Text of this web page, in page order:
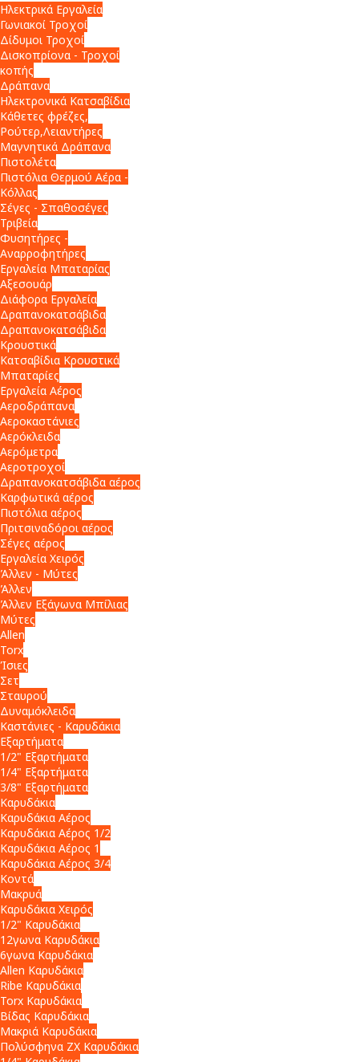
Ηλεκτρικά Εργαλεία
Γωνιακοί Τροχοί
Δίδυμοι Τροχοί
Δισκοπρίονα - Τροχοί
κοπής
Δράπανα
Ηλεκτρονικά Κατσαβίδια
Κάθετες φρέζες,
Ρούτερ,Λειαντήρες
Μαγνητικά Δράπανα
Πιστολέτα
Πιστόλια Θερμού Αέρα -
Κόλλας
Σέγες - Σπαθοσέγες
Τριβεία
Φυσητήρες -
Αναρροφητήρες
Εργαλεία Μπαταρίας
Αξεσουάρ
Διάφορα Εργαλεία
Δραπανοκατσάβιδα
Δραπανοκατσάβιδα
Κρουστικά
Κατσαβίδια Κρουστικά
Μπαταρίες
Εργαλεία Αέρος
Αεροδράπανα
Αεροκαστάνιες
Αερόκλειδα
Αερόμετρα
Αεροτροχοί
Δραπανοκατσάβιδα αέρος
Καρφωτικά αέρος
Πιστόλια αέρος
Πριτσιναδόροι αέρος
Σέγες αέρος
Εργαλεία Χειρός
Άλλεν - Μύτες
Άλλεν
Άλλεν Εξάγωνα Μπίλιας
Μύτες
Allen
Torx
Ίσιες
Σετ
Σταυρού
Δυναμόκλειδα
Καστάνιες - Καρυδάκια
Εξαρτήματα
1/2" Εξαρτήματα
1/4" Εξαρτήματα
3/8" Εξαρτήματα
Καρυδάκια
Καρυδάκια Αέρος
Καρυδάκια Αέρος 1/2
Καρυδάκια Αέρος 1
Καρυδάκια Αέρος 3/4
Κοντά
Μακρυά
Καρυδάκια Χειρός
1/2" Καρυδάκια
12γωνα Καρυδάκια
6γωνα Καρυδάκια
Allen Καρυδάκια
Ribe Καρυδάκια
Torx Καρυδάκια
Βίδας Καρυδάκια
Μακριά Καρυδάκια
Πολύσφηνα ZX Καρυδάκια